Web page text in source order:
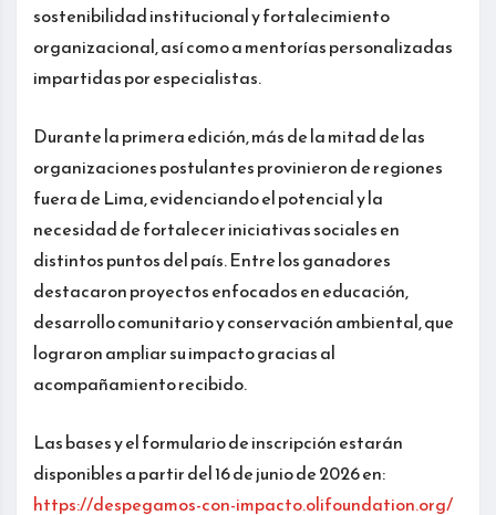
sostenibilidad institucional y fortalecimiento
organizacional, así como a mentorías personalizadas
impartidas por especialistas.
Durante la primera edición, más de la mitad de las
organizaciones postulantes provinieron de regiones
fuera de Lima, evidenciando el potencial y la
necesidad de fortalecer iniciativas sociales en
distintos puntos del país. Entre los ganadores
destacaron proyectos enfocados en educación,
desarrollo comunitario y conservación ambiental, que
lograron ampliar su impacto gracias al
acompañamiento recibido.
Las bases y el formulario de inscripción estarán
disponibles a partir del 16 de junio de 2026 en:
https://despegamos-con-impacto.olifoundation.org/